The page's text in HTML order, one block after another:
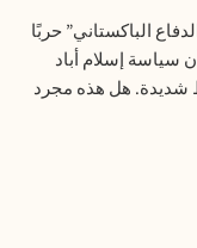
الباكستاني” حربًا
سياسة إسلام أباد
شديدة. هل هذه مجرد